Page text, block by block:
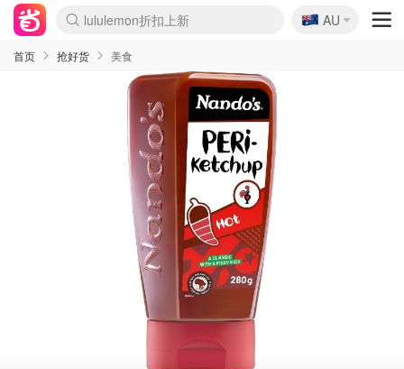
Sasa美妆护肤3.5折
SSENSE年中2.5折
FreshBeauty好价汇总
Cettire降价+叠9折
WWS Coles超市实拍
viagogo二手票捡漏
Myer超级周末
The Outnet奢牌1折起
David Jones 3折起
Flannels大牌1折
Perfumes Club护肤1折
AMIRO面罩$251
Amazon折扣汇总
eToro入金$200送$50
Amazon数码好物
ICONIC本周7.5折
ThedoubleF高奢地板价
Moose Knuckles 6折
丝芙兰5折起
EUFY摄像头$98
Selenichast首饰2折
Trip机票酒店促销
YSL送5件彩妆礼
Amazon家居好物
Amazon美妆护肤
雅漾大喷$8
过敏原检测盒$33
伊索独家赠50ml沐浴露
科颜氏高保湿面霜$29
SEALIFE海洋馆门票6折
丝塔芙大白罐$16
订阅Newsletter送香薰
Cult Beauty 6.8折
Harrods圣诞日历$525
LN-CC奢牌私促3折
d'Alba空姐喷雾$16
EVE LOM套装£56
Bernardelli独家4折
Adore Beauty 6折起
CT圣诞日历
Mytheresa奢品2.7折
Luxury Escapes 9折
Currentbody美容仪$881
MOON Garden Live
Roborock扫地机$649
Tingo Life水杯$24
Valentino官网5折
CR洗护套装$23
修丽可4件套$159
Myer彩妆2件7折
GANNI官网4.5折
Stylevana韩妆4折
Tessabit高奢8.5折
OGX洗发水$11
Amazon阿德莱德次日达
卡诗8.5折+赠礼
Philips Hue灯具8折
🇦🇺
AU
首页 抢好货 美食